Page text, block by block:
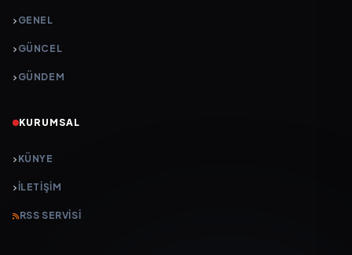
GENEL
GÜNCEL
GÜNDEM
KURUMSAL
KÜNYE
İLETIŞIM
RSS SERVISI